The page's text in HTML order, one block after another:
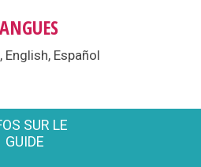
English, Español
SUR LE
GUIDE